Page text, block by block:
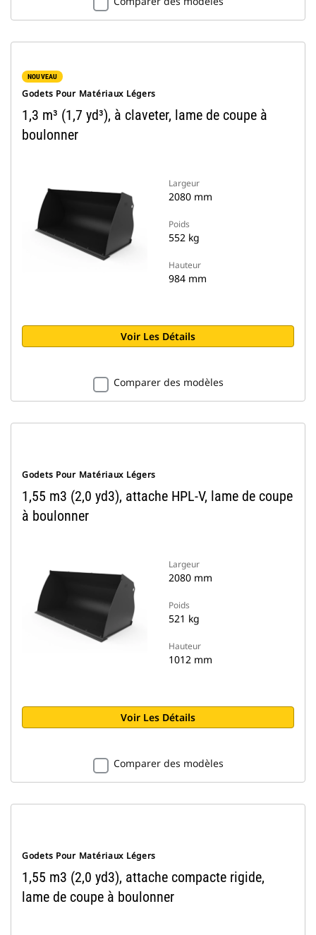
NOUVEAU
Godets Pour Matériaux Légers
1,3 m³ (1,7 yd³), à claveter, lame de coupe à
boulonner
Largeur
2080 mm
Poids
552 kg
Hauteur
984 mm
Voir Les Détails
Comparer des modèles
Godets Pour Matériaux Légers
1,55 m3 (2,0 yd3), attache HPL-V, lame de coupe
à boulonner
Largeur
2080 mm
Poids
521 kg
Hauteur
1012 mm
Voir Les Détails
Comparer des modèles
Godets Pour Matériaux Légers
1,55 m3 (2,0 yd3), attache compacte rigide,
lame de coupe à boulonner